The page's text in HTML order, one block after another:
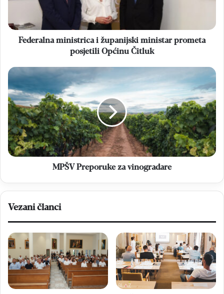
Čitluk
Federalna ministrica i županijski ministar prometa
posjetili Općinu Čitluk
MPŠV
Preporuke
za
vinogradare
MPŠV Preporuke za vinogradare
Vezani članci